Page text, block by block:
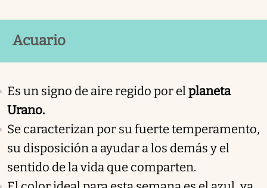
Acuario
Es un signo de aire regido por elplaneta
Urano.
Se caracterizan por su fuerte temperamento,
su disposición a ayudar a los demás y el
sentido de la vida que comparten.